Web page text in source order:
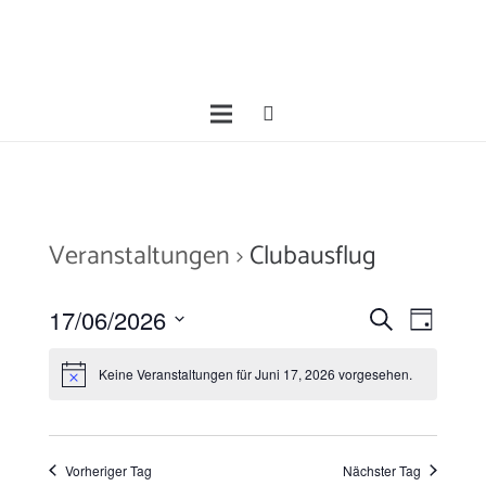
Veranstaltungen Clubausflug
Suche
Ansichten,
SucheTag
17/06/2026
wählen.Keine Veranstaltungen für Juni 17, 2026 vorgesehen.
Vorheriger Tag Nächster Tag